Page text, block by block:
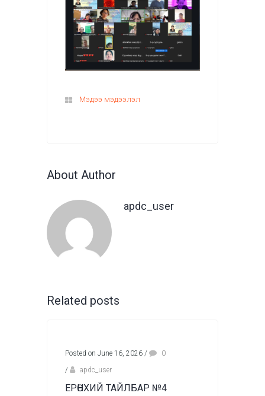
Мэдээ мэдээлэл
About Author
apdc_user
Related posts
Posted on June 16, 2026 /
0
/
apdc_user
ЕРӨНХИЙ ТАЙЛБАР №4